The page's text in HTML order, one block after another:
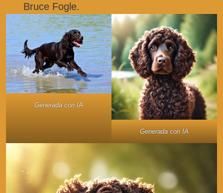
Bruce Fogle.
Generada con IA
Generada con IA